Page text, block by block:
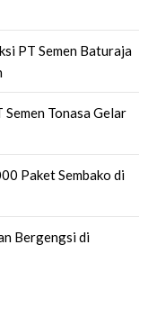
PT Semen Baturaja
Semen Tonasa Gelar
Paket Sembako di
Bergengsi di